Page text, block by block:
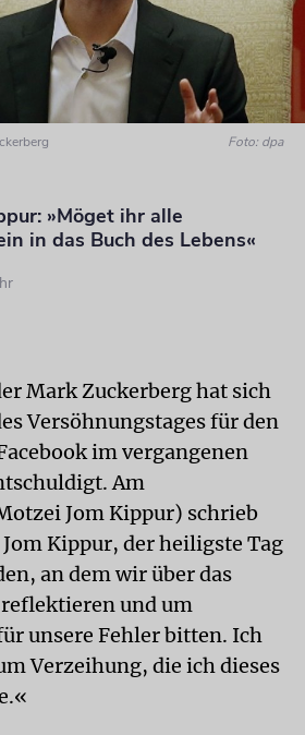
Foto: dpa
»Möget ihr alle
in das Buch des Lebens«
Mark Zuckerberg hat sich
Versöhnungstages für den
im vergangenen
Am
Jom Kippur) schrieb
Kippur, der heiligste Tag
an dem wir über das
und um
unsere Fehler bitten. Ich
Verzeihung, die ich dieses